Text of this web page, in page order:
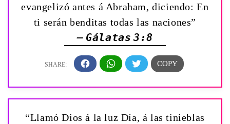
evangelizó antes á Abraham, diciendo: En
ti serán benditas todas las naciones”
— Gálatas 3:8
“Llamó Dios á la luz Día, á las tinieblas